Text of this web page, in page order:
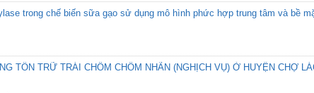
trong chế biến sữa gạo sử dụng mô hình phức hợp trung tâm và bề
TỒN TRỮ TRÁI CHÔM CHÔM NHÃN (NGHỊCH VỤ) Ở HUYỆN CHỢ